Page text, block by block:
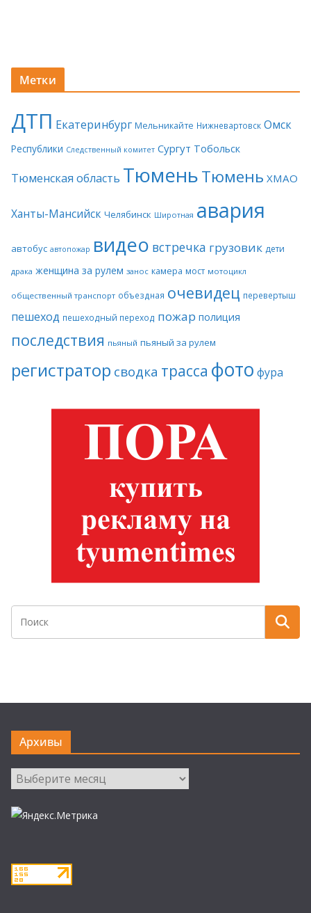
Метки
ДТП Екатеринбург Мельникайте Нижневартовск Омск
Республики Следственный комитет Сургут Тобольск
Тюменская область ТюменьТюмень ХМАО
Ханты-Мансийск Челябинск Широтная авария
автобус автопожар видео встречка грузовик дети
драка женщина за рулем занос камера мост мотоцикл
общественный транспорт объездная очевидец перевертыш
пешеход пешеходный переход пожар полиция
последствия пьяный пьяный за рулем
регистратор сводка трасса фото фура
Архивы
Архивы